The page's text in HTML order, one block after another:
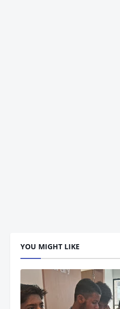
YOU MIGHT LIKE